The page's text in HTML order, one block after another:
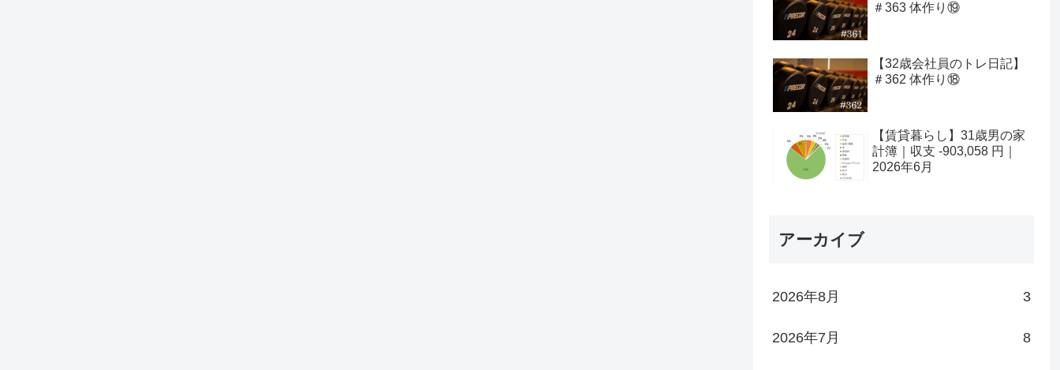
＃363 体作り⑲
【32歳会社員のトレ日記】
＃362 体作り⑱
【賃貸暮らし】31歳男の家
計簿｜収支 -903,058 円｜
2026年6月
アーカイブ
2026年8月 3
2026年7月 8